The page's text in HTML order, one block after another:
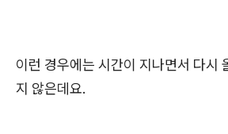
이런 경우에는 시간이 지나면서 다시
지 않은데요.